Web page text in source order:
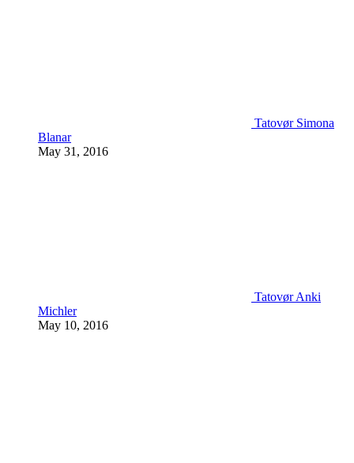
Tatovør Simona
Blanar
May 31, 2016
Tatovør Anki
Michler
May 10, 2016